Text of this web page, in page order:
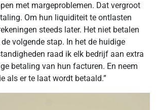
met margeproblemen. Dat vergroot
Om hun liquiditeit te ontlasten
steeds later. Het niet betalen
volgende stap. In het de huidige
raad ik elk bedrijf aan extra
betaling van hun facturen. En neem
als er te laat wordt betaald.”